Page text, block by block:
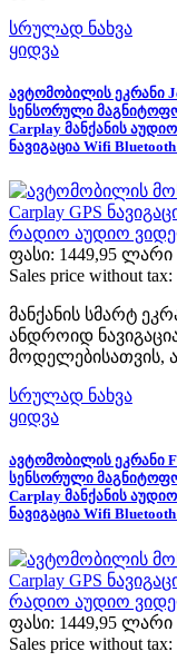
სრულად ნახვა
ყიდვა
ავტომობილის ეკრანი
სენსორული
Carplay მანქანის
ნავიგაცია Wifi
ფასი: 1449,95 ლარი
Sales price without tax:
მანქანის სმარტ
ანდროიდ ნავიგაცია
მოდელებისათვის,
სრულად ნახვა
ყიდვა
ავტომობილის ეკრანი
სენსორული
Carplay მანქანის
ნავიგაცია Wifi
ფასი: 1449,95 ლარი
Sales price without tax: